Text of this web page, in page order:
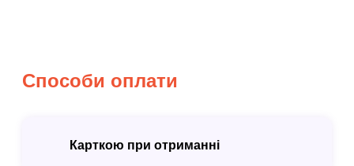
Способи оплати
Карткою при отриманні